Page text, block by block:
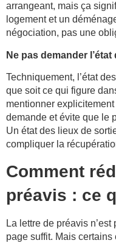
arrangeant, mais ça
logement et un
négociation, pas une
Ne pas demander
Techniquement, l’état
que soit ce qui figure
mentionner
demande et évite que le
Un état des lieux de
compliquer la
Comment
préavis : ce
La lettre de préavis
page suffit. Mais